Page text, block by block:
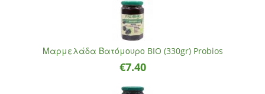
Μαρμελάδα Βατόμουρο BIO (330gr) Probios
€7.40